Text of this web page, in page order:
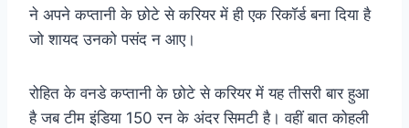
ने अपने कप्तानी के छोटे से करियर में ही एक रिकॉर्ड बना दिया है
जो शायद उनको पसंद न आए।
रोहित के वनडे कप्तानी के छोटे से करियर में यह तीसरी बार हुआ
है जब टीम इंडिया 150 रन के अंदर सिमटी है। वहीं बात कोहली